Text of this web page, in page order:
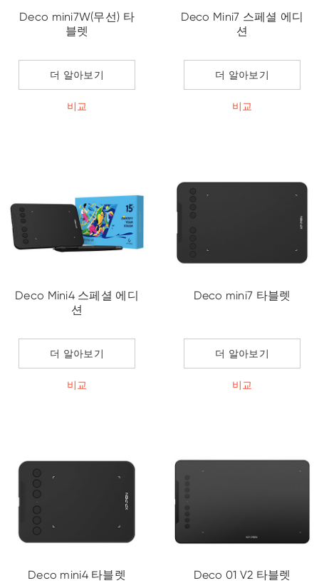
Deco mini7W(무선) 타
블렛
더 알아보기
비교
Deco Mini7 스페셜 에디
션
더 알아보기
비교
Deco Mini4 스페셜 에디
션
더 알아보기
비교
Deco mini7 타블렛
더 알아보기
비교
Deco mini4 타블렛 Deco 01 V2 타블렛